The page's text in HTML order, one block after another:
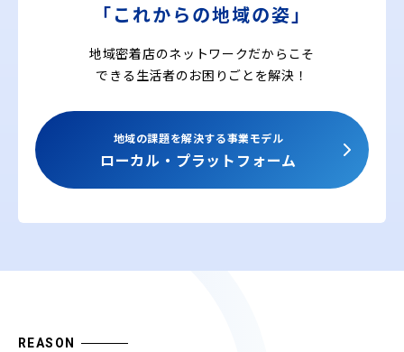
「これからの地域の姿」
地域密着店のネットワークだからこそ
できる 生活者のお困りごとを解決！
地域の課題を解決する事業モデル
ローカル・プラットフォーム
REASON